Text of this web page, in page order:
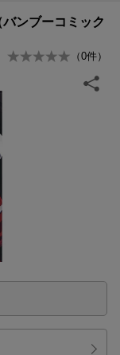
ンブーコミック
（0件）